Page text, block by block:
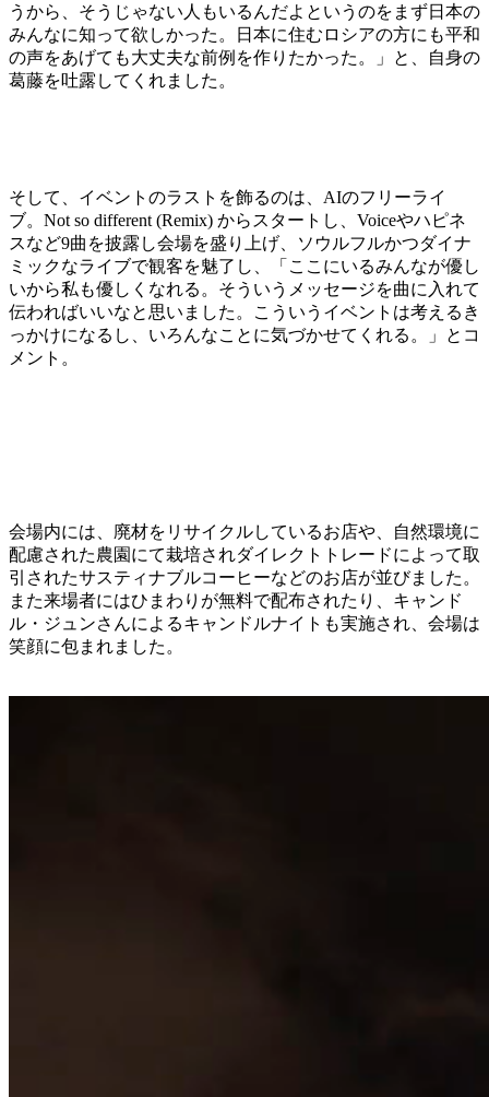
うから、そうじゃない人もいるんだよというのをまず日本の
みんなに知って欲しかった。日本に住むロシアの方にも平和
の声をあげても大丈夫な前例を作りたかった。」と、自身の
葛藤を吐露してくれました。
そして、イベントのラストを飾るのは、AIのフリーライ
ブ。Not so different (Remix) からスタートし、Voiceやハピネ
スなど9曲を披露し会場を盛り上げ、ソウルフルかつダイナ
ミックなライブで観客を魅了し、「ここにいるみんなが優し
いから私も優しくなれる。そういうメッセージを曲に入れて
伝わればいいなと思いました。こういうイベントは考えるき
っかけになるし、いろんなことに気づかせてくれる。」とコ
メント。
会場内には、廃材をリサイクルしているお店や、自然環境に
配慮された農園にて栽培されダイレクトトレードによって取
引されたサスティナブルコーヒーなどのお店が並びました。
また来場者にはひまわりが無料で配布されたり、キャンド
ル・ジュンさんによるキャンドルナイトも実施され、会場は
笑顔に包まれました。